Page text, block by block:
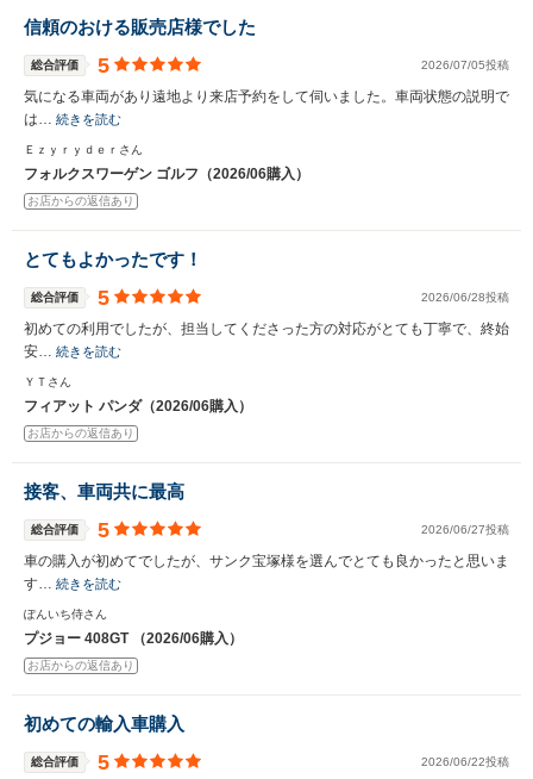
信頼のおける販売店様でした
総合評価 5 2026/07/05投稿
気になる車両があり遠地より来店予約をして伺いました。車両状態の説明で
は… 続きを読む
Ｅｚｙｒｙｄｅｒさん
フォルクスワーゲン ゴルフ（2026/06購入）
お店からの返信あり
とてもよかったです！
総合評価 5 2026/06/28投稿
初めての利用でしたが、担当してくださった方の対応がとても丁寧で、終始
安… 続きを読む
ＹＴさん
フィアット パンダ（2026/06購入）
お店からの返信あり
接客、車両共に最高
総合評価 5 2026/06/27投稿
車の購入が初めてでしたが、サンク宝塚様を選んでとても良かったと思いま
す… 続きを読む
ぽんいち侍さん
プジョー 408GT （2026/06購入）
お店からの返信あり
初めての輸入車購入
総合評価 5 2026/06/22投稿